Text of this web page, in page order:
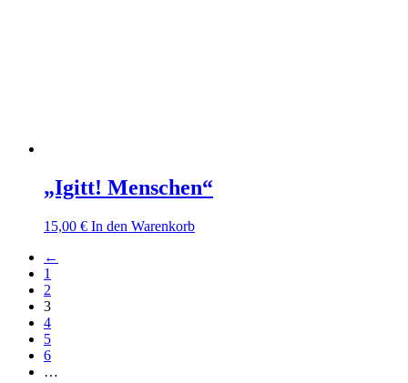
„Igitt! Menschen“
15,00 € In den Warenkorb
←
1
2
3
4
5
6
…